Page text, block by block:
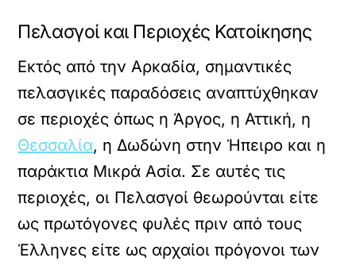
Πελασγοί και Περιοχές Κατοίκησης
Εκτός από την Αρκαδία, σημαντικές
πελασγικές παραδόσεις αναπτύχθηκαν
σε περιοχές όπως η Άργος, η Αττική, η
Θεσσαλία, η Δωδώνη στην Ήπειρο και η
παράκτια Μικρά Ασία. Σε αυτές τις
περιοχές, οι Πελασγοί θεωρούνται είτε
ως πρωτόγονες φυλές πριν από τους
Έλληνες είτε ως αρχαίοι πρόγονοι των